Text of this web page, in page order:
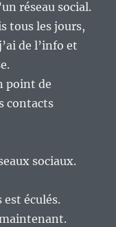
réseau social.
tous les jours,
de l’info et
point de
contacts
sociaux.
éculés.